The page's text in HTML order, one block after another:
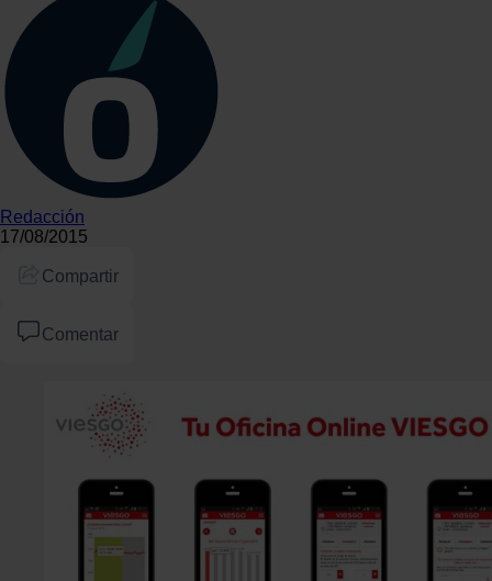
Redacción
17/08/2015
Compartir
Comentar